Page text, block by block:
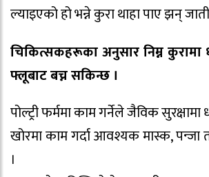
ल्याइएको हो भन्ने कुरा थाहा पाए झन्
चिकित्सकहरूका अनुसार निम्न कुरामा
फ्लूबाट बच्न सकिन्छ ।
पोल्ट्री फर्ममा काम गर्नेले जैविक सुरक्षामा
खोरमा काम गर्दा आवश्यक मास्क, पन्जा
।